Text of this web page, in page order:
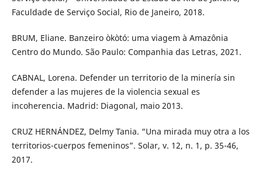
Faculdade de Serviço Social, Rio de Janeiro, 2018.
BRUM, Eliane. Banzeiro òkòtó: uma viagem à Amazônia
Centro do Mundo. São Paulo: Companhia das Letras, 2021.
CABNAL, Lorena. Defender un territorio de la minería sin
defender a las mujeres de la violencia sexual es
incoherencia. Madrid: Diagonal, maio 2013.
CRUZ HERNÁNDEZ, Delmy Tania. “Una mirada muy otra a los
territorios-cuerpos femeninos”. Solar, v. 12, n. 1, p. 35-46,
2017.